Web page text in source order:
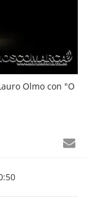
Olmo con "O